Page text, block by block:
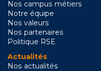
Nos campus métiers
Notre équipe
Nos valeurs
Nos partenaires
Politique RSE
Actualités
Nos actualités